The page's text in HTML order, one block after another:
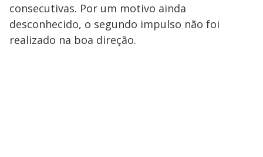
consecutivas. Por um motivo ainda
desconhecido, o segundo impulso não foi
realizado na boa direção.